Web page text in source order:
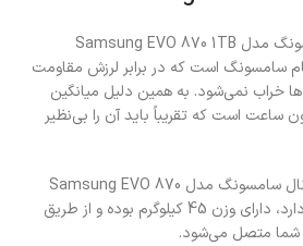
اس اس دی اینترنال سامسونگ مدل Samsung EVO 870 1TB
است که در برابر لرزش مقاومت
خراب نمی‌شود. به همین دلیل میانگین
محصول 1.5 میلیون ساعت است که تقریباً باید آن را بی‌نظیر
همچنین اس اس دی اینترنال سامسونگ مدل Samsung EVO 870
1TB که 1 ترابایت ظرفیت دارد، دارای وزن 45 کیلوگرم بوده و از طریق